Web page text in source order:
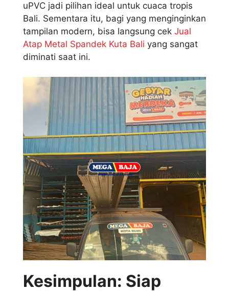
uPVC jadi pilihan ideal untuk cuaca tropis
Bali. Sementara itu, bagi yang menginginkan
tampilan modern, bisa langsung cek Jual
Atap Metal Spandek Kuta Bali yang sangat
diminati saat ini.
Kesimpulan: Siap